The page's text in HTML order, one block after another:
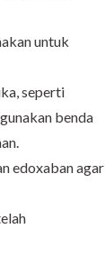
untuk
seperti
benda
edoxaban agar